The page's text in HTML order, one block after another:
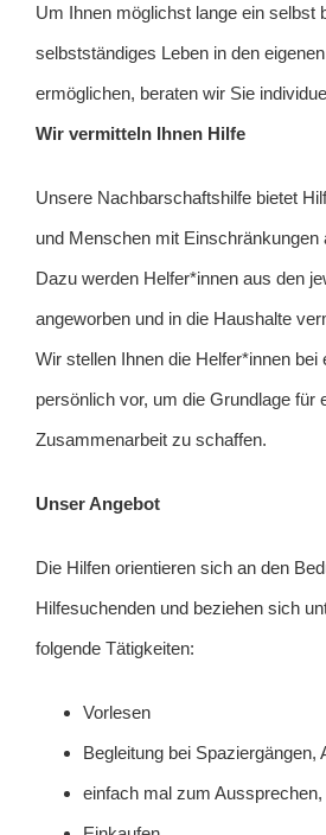
Um Ihnen möglichst lange ein selbst
selbstständiges Leben in den
ermöglichen, beraten wir Sie
Wir vermitteln Ihnen Hilfe
Unsere Nachbarschaftshilfe bietet
und Menschen mit Einschränkungen
Dazu werden Helfer*innen aus den
angeworben und in die Haushalte
Wir stellen Ihnen die Helfer*innen
persönlich vor, um die Grundlage für
Zusammenarbeit zu schaffen.
Unser Angebot
Die Hilfen orientieren sich an den
Hilfesuchenden und beziehen sich
folgende Tätigkeiten:
Vorlesen
Begleitung bei
einfach mal zum Aussprechen,